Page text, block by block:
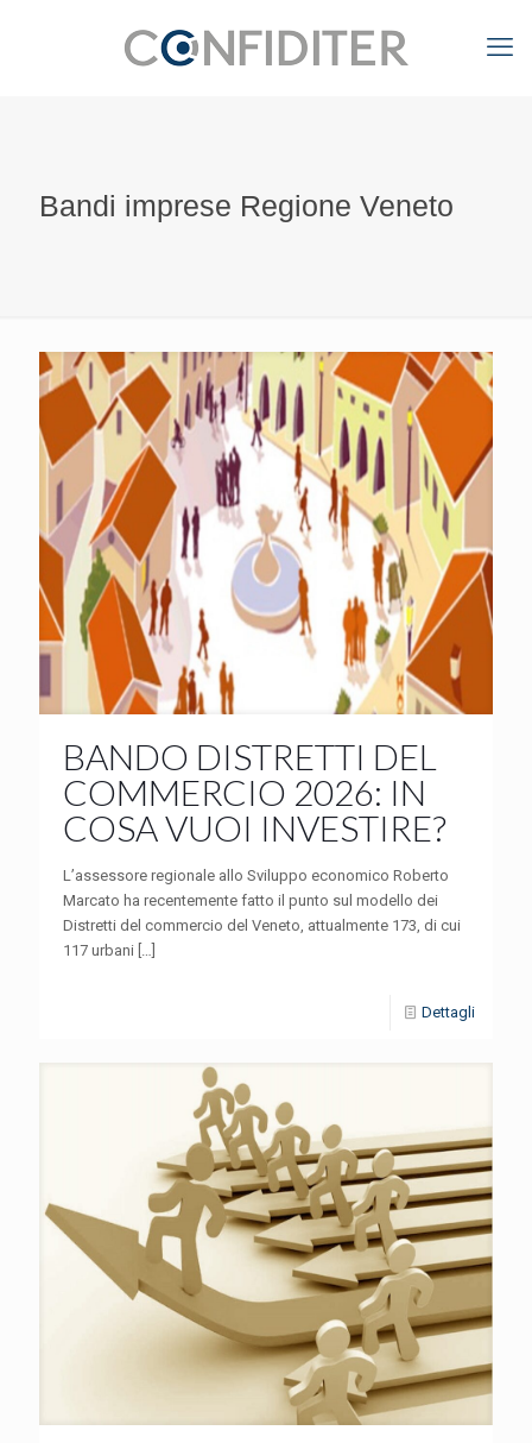
Bandi imprese Regione Veneto
BANDO DISTRETTI DEL
COMMERCIO 2026: IN
COSA VUOI INVESTIRE?
L’assessore regionale allo Sviluppo economico Roberto
Marcato ha recentemente fatto il punto sul modello dei
Distretti del commercio del Veneto, attualmente 173, di cui
117 urbani
Dettagli